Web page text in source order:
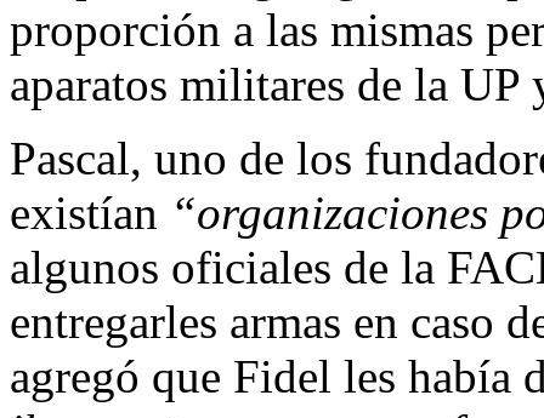
proporción a las mismas
aparatos militares de la
Pascal, uno de los
existían “organizaciones
algunos oficiales de la
entregarles armas en caso
agregó que Fidel les había